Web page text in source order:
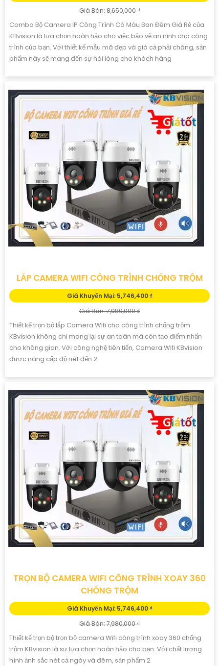
Giá Bán: 8,650,000 ₫
Combo Bộ Camera IP Công Trình Có Màu Ban Đêm Giá Rẻ của
KBvision là lựa chọn hoàn hảo cho việc bảo vệ an ninh cho công
trình của bạn. Với thiết kế mẫu mã đẹp và giá cả phải chăng, sản
phẩm này sẽ mang đến sự hài lòng cho khách hàng
LẮP CAMERA WIFI CÔNG TRÌNH CHỐNG TRỘM
Giá Khuyến Mại: 5,746,400 ₫
Giá Bán: 7,980,000 ₫
Thiết kế trọn bộ lắp Camera Wifi cho công trình chống trộm
KBvision không chỉ mang lại sự an toàn mà còn tạo điểm nhấn
cho không gian. Với công nghệ tiên tiến, Camera Wifi KBvision
được nâng cấp độ nét đến 2
TRỌN BỘ CAMERA WIFI CÔNG TRÌNH XOAY 360
CHỐNG TRỘM
Giá Khuyến Mại: 5,746,400 ₫
Giá Bán: 7,980,000 ₫
Thiết kế trọn bộ trọn bộ camera Wifi công trình xoay 360 chống
trộm KBvision là sự lựa chọn hoàn hảo cho bạn. Với chất lượng
hình ảnh sắc nét cả ngày và đêm, sản phẩm 2